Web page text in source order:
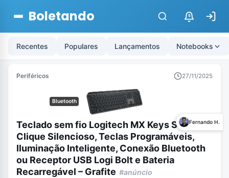
Boletando $
Recentes Populares Lançamentos Notebooks
Periféricos 27/11/2025
Bluetooth
Fernando H.
Teclado sem fio Logitech MX Keys S com
Clique Silencioso, Teclas Programáveis,
Iluminação Inteligente, Conexão Bluetooth
ou Receptor USB Logi Bolt e Bateria
Recarregável – Grafite #anúncio